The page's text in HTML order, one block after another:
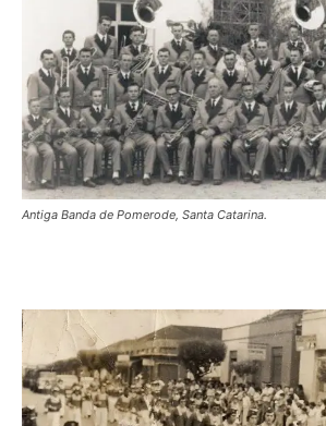
Antiga Banda de Pomerode, Santa Catarina.